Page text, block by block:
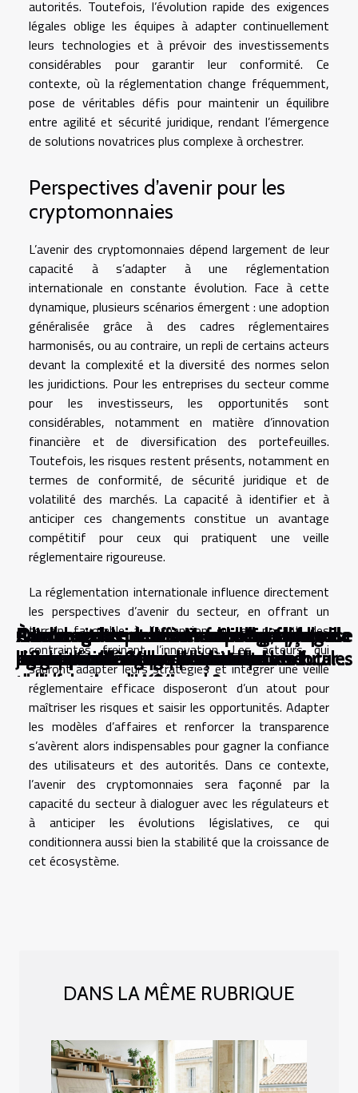
autorités. Toutefois, l’évolution rapide des exigences
légales oblige les équipes à adapter continuellement
leurs technologies et à prévoir des investissements
considérables pour garantir leur conformité. Ce
contexte, où la réglementation change fréquemment,
pose de véritables défis pour maintenir un équilibre
entre agilité et sécurité juridique, rendant l’émergence
de solutions novatrices plus complexe à orchestrer.
Perspectives d’avenir pour les
cryptomonnaies
L’avenir des cryptomonnaies dépend largement de leur
capacité à s’adapter à une réglementation
internationale en constante évolution. Face à cette
dynamique, plusieurs scénarios émergent : une adoption
généralisée grâce à des cadres réglementaires
harmonisés, ou au contraire, un repli de certains acteurs
devant la complexité et la diversité des normes selon
les juridictions. Pour les entreprises du secteur comme
pour les investisseurs, les opportunités sont
considérables, notamment en matière d’innovation
financière et de diversification des portefeuilles.
Toutefois, les risques restent présents, notamment en
termes de conformité, de sécurité juridique et de
volatilité des marchés. La capacité à identifier et à
anticiper ces changements constitue un avantage
compétitif pour ceux qui pratiquent une veille
réglementaire rigoureuse.
La réglementation internationale influence directement
les perspectives d’avenir du secteur, en offrant un
terrain favorable à l’expansion ou en posant des
contraintes freinant l’innovation. Les acteurs qui
sauront adapter leurs stratégies et intégrer une veille
réglementaire efficace disposeront d’un atout pour
maîtriser les risques et saisir les opportunités. Adapter
les modèles d’affaires et renforcer la transparence
s’avèrent alors indispensables pour gagner la confiance
des utilisateurs et des autorités. Dans ce contexte,
l’avenir des cryptomonnaies sera façonné par la
capacité du secteur à dialoguer avec les régulateurs et
à anticiper les évolutions législatives, ce qui
conditionnera aussi bien la stabilité que la croissance de
cet écosystème.
DANS LA MÊME RUBRIQUE
Quelle agence web à Montpellier défend
une approche écoresponsable du web
design
À la rencontre du savoir-faire digital : quelle
agence web à Montpellier truste les
collaborations créatives
Quelle agence web à Montpellier façonne
l’identité numérique des entreprises locales
Quelle agence web à Montpellier façonne
l'identité numérique locale
Quelle agence web à Montpellier dynamise
l’innovation locale
À l’ombre des ruelles ensoleillées, quelle
agence web à Montpellier invente le futur
du e-commerce régional
Rendre visible un e-commerce dans la
jungle du référencement local
Quelle agence web à Montpellier change la
donne pour les commerçants locaux
Comment les plateformes en ligne
démocratisent-elles l'accès aux
technologies d'IA ?
Comment les interfaces utilisateur
influencent l'engagement sur les
plateformes numériques ?